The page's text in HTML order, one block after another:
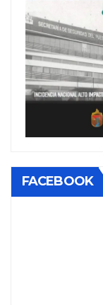
FACEBOOK